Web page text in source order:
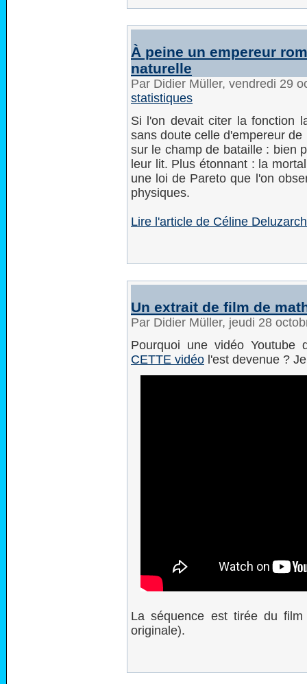
À peine un empereur
naturelle
Par Didier Müller, vendredi 29
statistiques
Si l'on devait citer la fonction
sans doute celle d'empereur
sur le champ de bataille : bien
leur lit. Plus étonnant : la
une loi de Pareto que l'on
physiques.
Lire l'article de Céline
Un extrait de film de
Par Didier Müller, jeudi 28
Pourquoi une vidéo Youtube
CETTE vidéo l'est devenue ?
La séquence est tirée du
originale).